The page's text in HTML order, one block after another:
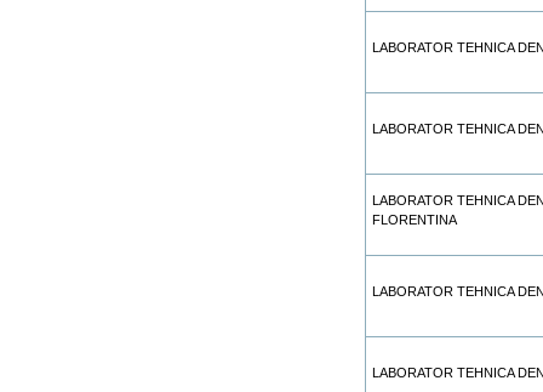
LABORATOR TEHNICA
LABORATOR TEHNICA
LABORATOR TEHNICA
FLORENTINA
LABORATOR TEHNICA
LABORATOR TEHNICA